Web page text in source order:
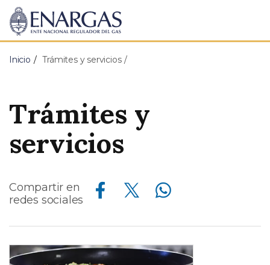
ENARGAS
Ente
Nacional
del
Inicio Trámites y servicios
Trámites y
servicios
Compartir en
redes sociales
Compartir en Facebook Compartir en X Compartir en WhatsApp